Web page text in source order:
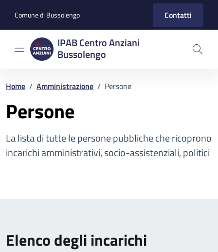
Comune di Bussolengo Contatti
IPAB Centro Anziani
Bussolengo
Home / Amministrazione / Persone
Persone
La lista di tutte le persone pubbliche che ricoprono
incarichi amministrativi, socio-assistenziali, politici
Elenco degli incarichi